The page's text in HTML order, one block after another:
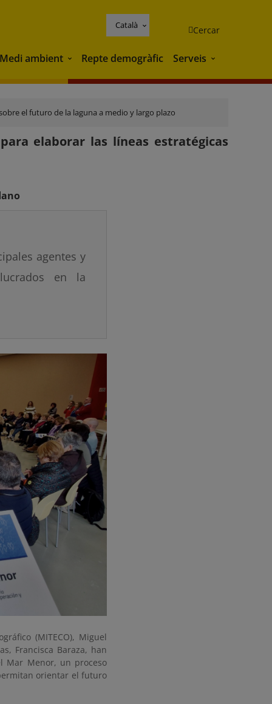
Català Cercar
Medi ambient Medi ambient
Repte demogràfic Serveis Serveis
el futuro de la laguna a medio y largo plazo
elaborar las líneas estratégicas
agentes y
en la
(MITECO), Miguel
Francisca Baraza, han
Mar Menor, un proceso
orientar el futuro